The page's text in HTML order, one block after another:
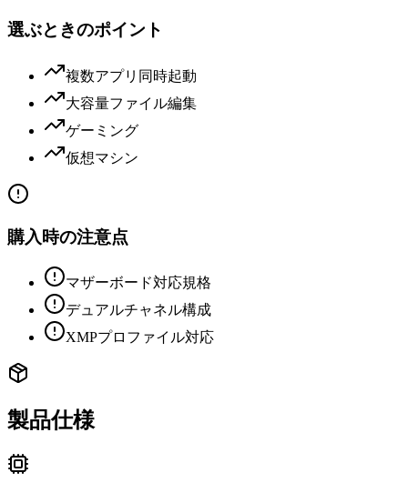
選ぶときのポイント
複数アプリ同時起動
大容量ファイル編集
ゲーミング
仮想マシン
購入時の注意点
マザーボード対応規格
デュアルチャネル構成
XMPプロファイル対応
製品仕様